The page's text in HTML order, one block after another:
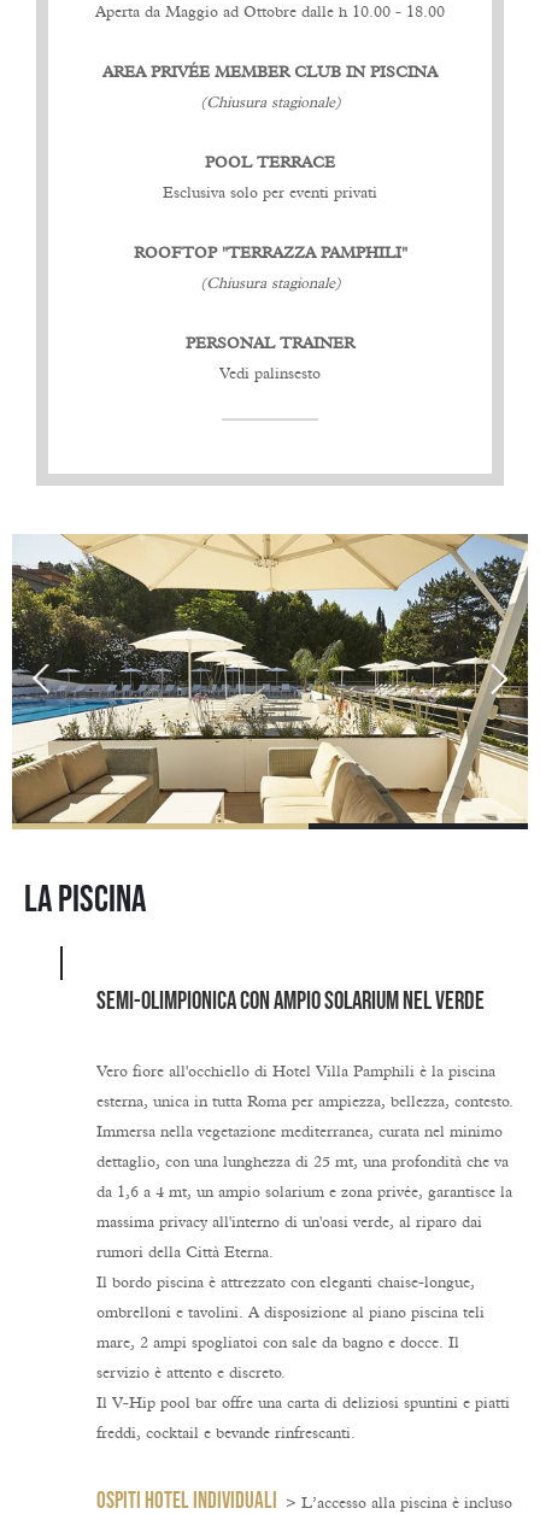
Aperta da Maggio ad Ottobre dalle h 10.00 - 18.00
AREA PRIVÉE MEMBER CLUB IN PISCINA
(Chiusura stagionale)
POOL TERRACE
Esclusiva solo per eventi privati
ROOFTOP "TERRAZZA PAMPHILI"
(Chiusura stagionale)
PERSONAL TRAINER
Vedi palinsesto
LA PISCINA
SEMI-OLIMPIONICA CON AMPIO SOLARIUM NEL VERDE
Vero fiore all'occhiello di Hotel Villa Pamphili è la piscina
esterna, unica in tutta Roma per ampiezza, bellezza, contesto.
Immersa nella vegetazione mediterranea, curata nel minimo
dettaglio, con una lunghezza di 25 mt, una profondità che va
da 1,6 a 4 mt, un ampio solarium e zona privée, garantisce la
massima privacy all'interno di un'oasi verde, al riparo dai
rumori della Città Eterna.
Il bordo piscina è attrezzato con eleganti chaise-longue,
ombrelloni e tavolini. A disposizione al piano piscina teli
mare, 2 ampi spogliatoi con sale da bagno e docce. Il
servizio è attento e discreto.
Il V-Hip pool bar offre una carta di deliziosi spuntini e piatti
freddi, cocktail e bevande rinfrescanti.
OSPITI HOTEL INDIVIDUALI > L’accesso alla piscina è incluso